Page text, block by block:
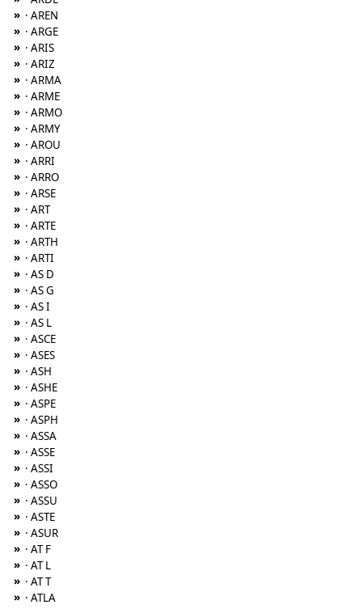
» · AREN
» · ARGE
» · ARIS
» · ARIZ
» · ARMA
» · ARME
» · ARMO
» · ARMY
» · AROU
» · ARRI
» · ARRO
» · ARSE
» · ART
» · ARTE
» · ARTH
» · ARTI
» · AS D
» · AS G
» · AS I
» · AS L
» · ASCE
» · ASES
» · ASH
» · ASHE
» · ASPE
» · ASPH
» · ASSA
» · ASSE
» · ASSI
» · ASSO
» · ASSU
» · ASTE
» · ASUR
» · AT F
» · AT L
» · AT T
» · ATLA